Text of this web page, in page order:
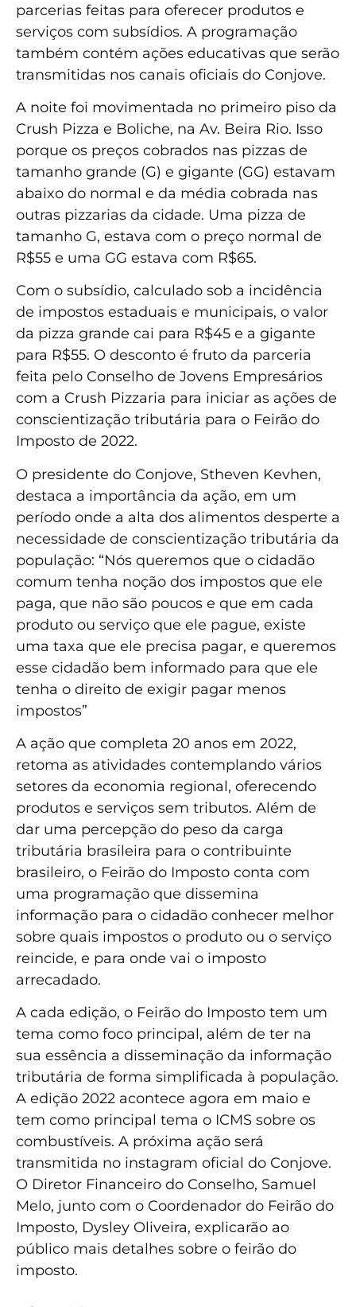
parcerias feitas para oferecer produtos e
serviços com subsídios. A programação
também contém ações educativas que serão
transmitidas nos canais oficiais do Conjove.
A noite foi movimentada no primeiro piso da
Crush Pizza e Boliche, na Av. Beira Rio. Isso
porque os preços cobrados nas pizzas de
tamanho grande (G) e gigante (GG) estavam
abaixo do normal e da média cobrada nas
outras pizzarias da cidade. Uma pizza de
tamanho G, estava com o preço normal de
R$55 e uma GG estava com R$65.
Com o subsídio, calculado sob a incidência
de impostos estaduais e municipais, o valor
da pizza grande cai para R$45 e a gigante
para R$55. O desconto é fruto da parceria
feita pelo Conselho de Jovens Empresários
com a Crush Pizzaria para iniciar as ações de
conscientização tributária para o Feirão do
Imposto de 2022.
O presidente do Conjove, Stheven Kevhen,
destaca a importância da ação, em um
período onde a alta dos alimentos desperte a
necessidade de conscientização tributária da
população: “Nós queremos que o cidadão
comum tenha noção dos impostos que ele
paga, que não são poucos e que em cada
produto ou serviço que ele pague, existe
uma taxa que ele precisa pagar, e queremos
esse cidadão bem informado para que ele
tenha o direito de exigir pagar menos
impostos”
A ação que completa 20 anos em 2022,
retoma as atividades contemplando vários
setores da economia regional, oferecendo
produtos e serviços sem tributos. Além de
dar uma percepção do peso da carga
tributária brasileira para o contribuinte
brasileiro, o Feirão do Imposto conta com
uma programação que dissemina
informação para o cidadão conhecer melhor
sobre quais impostos o produto ou o serviço
reincide, e para onde vai o imposto
arrecadado.
A cada edição, o Feirão do Imposto tem um
tema como foco principal, além de ter na
sua essência a disseminação da informação
tributária de forma simplificada à população.
A edição 2022 acontece agora em maio e
tem como principal tema o ICMS sobre os
combustíveis. A próxima ação será
transmitida no instagram oficial do Conjove.
O Diretor Financeiro do Conselho, Samuel
Melo, junto com o Coordenador do Feirão do
Imposto, Dysley Oliveira, explicarão ao
público mais detalhes sobre o feirão do
imposto.